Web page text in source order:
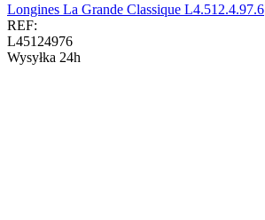
Longines La Grande Classique L4.512.4.97.6
REF:
L45124976
Wysyłka 24h